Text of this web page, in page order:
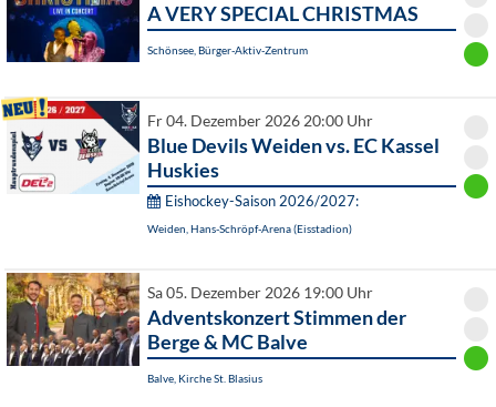
A VERY SPECIAL CHRISTMAS
Schönsee, Bürger-Aktiv-Zentrum
Fr 04. Dezember 2026 20:00 Uhr
Blue Devils Weiden vs. EC Kassel
Huskies
Eishockey-Saison 2026/2027:
Weiden, Hans-Schröpf-Arena (Eisstadion)
Sa 05. Dezember 2026 19:00 Uhr
Adventskonzert Stimmen der
Berge & MC Balve
Balve, Kirche St. Blasius